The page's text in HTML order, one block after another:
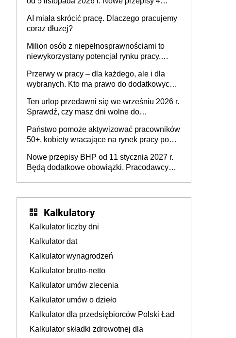
Ustaw
AI miała skrócić pracę. Dlaczego pracujemy
coraz dłużej?
Milion osób z niepełnosprawnościami to
niewykorzystany potencjał rynku pracy.
dofinansowań czy refundacji, ale bariery po
stronie systemu i świadomości
pracodawców [WYWIAD]
Przerwy w pracy – dla każdego, ale i dla
wybranych. Kto ma prawo do dodatkowych
Ten urlop przedawni się we wrześniu 2026 r.
Sprawdź, czy masz dni wolne do
Państwo pomoże aktywizować pracowników
50+, kobiety wracające na rynek pracy po
osoby neuroatypowe. Powstanie Fundusz
na rzecz Inkluzywności w Zatrudnianiu?
Nowe przepisy BHP od 11 stycznia 2027 r.
Będą dodatkowe obowiązki. Pracodawcy
Kalkulatory
Kalkulator liczby dni
Kalkulator dat
Kalkulator wynagrodzeń
Kalkulator brutto-netto
Kalkulator umów zlecenia
Kalkulator umów o dzieło
Kalkulator dla przedsiębiorców Polski Ład
Kalkulator składki zdrowotnej dla